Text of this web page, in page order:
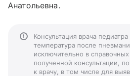
Анатольевна.
Консультация врача
температура после
исключительно в
полученной консультации,
к врачу, в том числе для